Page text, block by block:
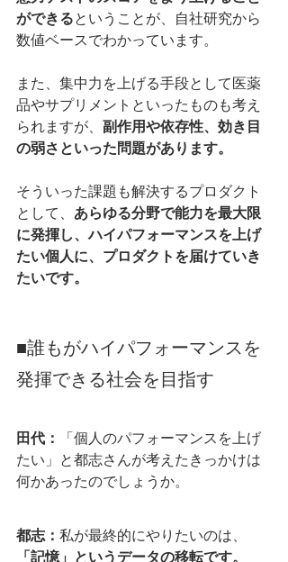
ができるということが、自社研究から
数値ベースでわかっています。
また、集中力を上げる手段として医薬
品やサプリメントといったものも考え
られますが、 副作用や依存性、効き目
の弱さといった問題があります。
そういった課題も解決するプロダクト
として、 あらゆる分野で能力を最大限
に発揮し、ハイパフォーマンスを上げ
たい個人に、プロダクトを届けていき
たいです。
■誰もがハイパフォーマンスを
発揮できる社会を目指す
田代：
「個人のパフォーマンスを上げ
たい」と都志さんが考えたきっかけは
何かあったのでしょうか。
都志： 私が最終的にやりたいのは、
「記憶」というデータの移転です。